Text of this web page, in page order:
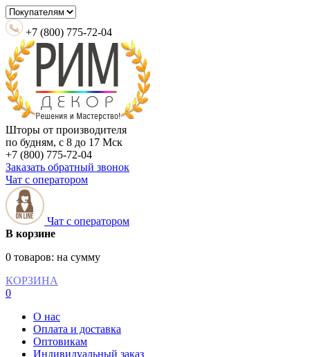
+7 (800) 775-72-04
Шторы от производителя
по будням, с 8 до 17 Мск
+7 (800) 775-72-04
Заказать обратный звонок
Чат с оператором
Чат с оператором
В корзине
0 товаров: на сумму
КОРЗИНА
0
О нас
Оплата и доставка
Оптовикам
Индивидуальный заказ